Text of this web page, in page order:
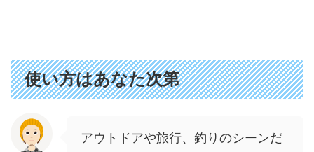
使い方はあなた次第
アウトドアや旅行、釣りのシーンだ